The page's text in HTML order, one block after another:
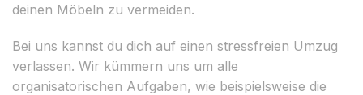
deinen Möbeln zu vermeiden.
Bei uns kannst du dich auf einen stressfreien Umzug
verlassen. Wir kümmern uns um alle
organisatorischen Aufgaben, wie beispielsweise die